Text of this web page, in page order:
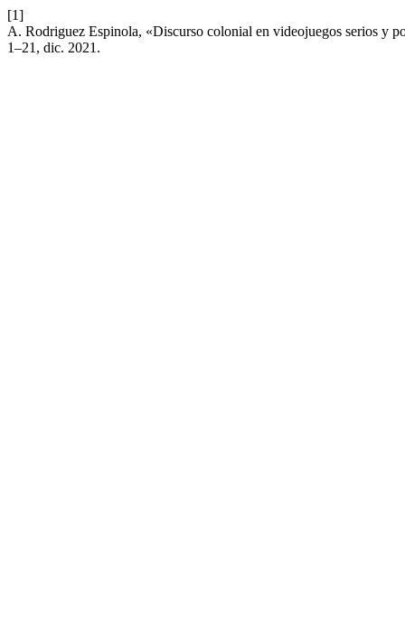
[1]
A. Rodriguez Espinola, «Discurso colonial en videojuegos serios y
1–21, dic. 2021.